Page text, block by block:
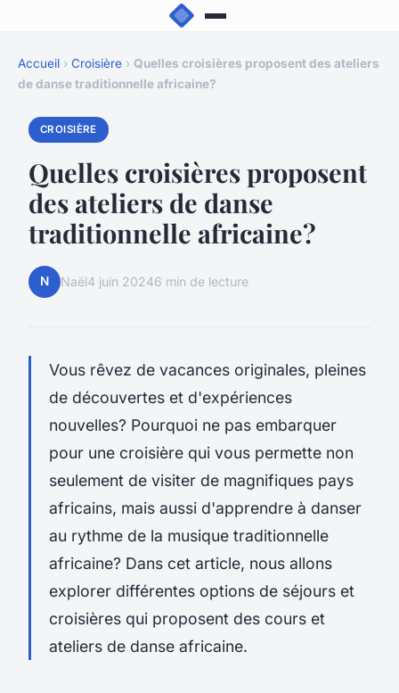
Accueil › Croisière › Quelles croisières proposent des ateliers
de danse traditionnelle africaine?
CROISIÈRE
Quelles croisières proposent
des ateliers de danse
traditionnelle africaine?
N Naël4 juin 20246 min de lecture
Vous rêvez de vacances originales, pleines
de découvertes et d'expériences
nouvelles? Pourquoi ne pas embarquer
pour une croisière qui vous permette non
seulement de visiter de magnifiques pays
africains, mais aussi d'apprendre à danser
au rythme de la musique traditionnelle
africaine? Dans cet article, nous allons
explorer différentes options de séjours et
croisières qui proposent des cours et
ateliers de danse africaine.